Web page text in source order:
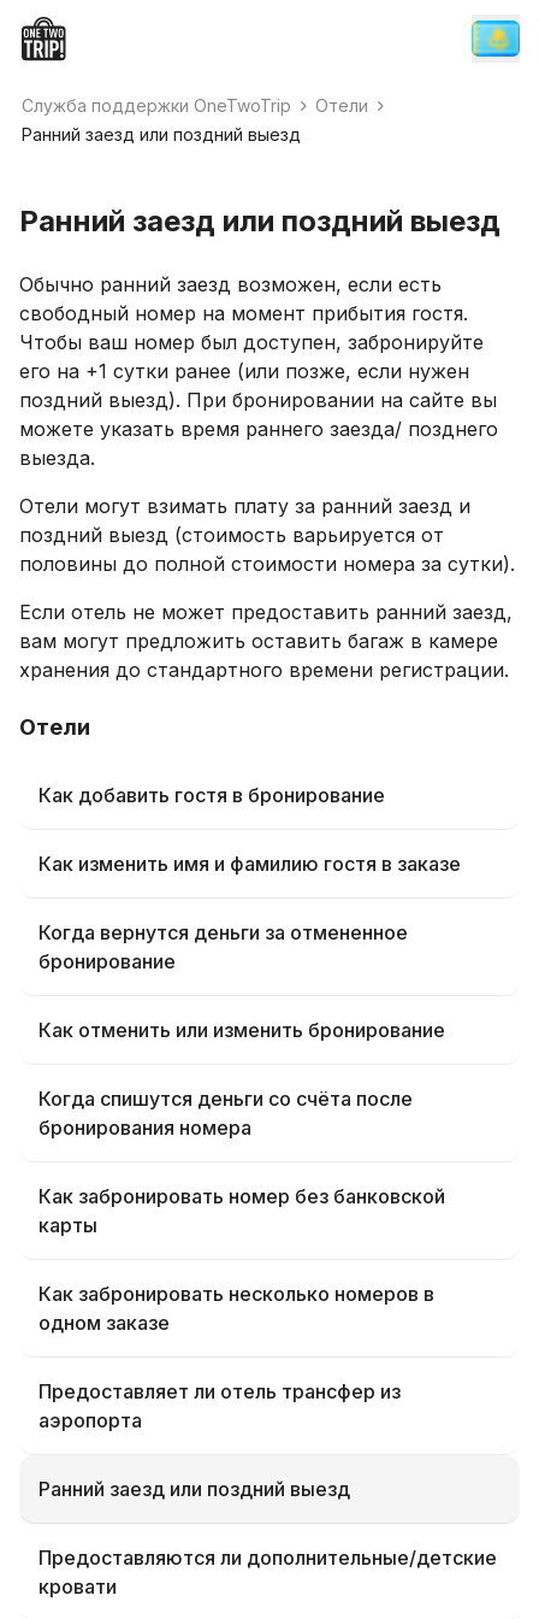
Служба поддержки OneTwoTrip
Отели
Ранний заезд или поздний выезд
Ранний заезд или поздний выезд
Обычно ранний заезд возможен, если есть
свободный номер на момент прибытия гостя.
Чтобы ваш номер был доступен, забронируйте
его на +1 сутки ранее (или позже, если нужен
поздний выезд). При бронировании на сайте вы
можете указать время раннего заезда/ позднего
выезда.
Отели могут взимать плату за ранний заезд и
поздний выезд (стоимость варьируется от
половины до полной стоимости номера за сутки).
Если отель не может предоставить ранний заезд,
вам могут предложить оставить багаж в камере
хранения до стандартного времени регистрации.
Отели
Как добавить гостя в бронирование
Как изменить имя и фамилию гостя в заказе
Когда вернутся деньги за отмененное
бронирование
Как отменить или изменить бронирование
Когда спишутся деньги со счёта после
бронирования номера
Как забронировать номер без банковской
карты
Как забронировать несколько номеров в
одном заказе
Предоставляет ли отель трансфер из
аэропорта
Ранний заезд или поздний выезд
Предоставляются ли дополнительные/детские
кровати